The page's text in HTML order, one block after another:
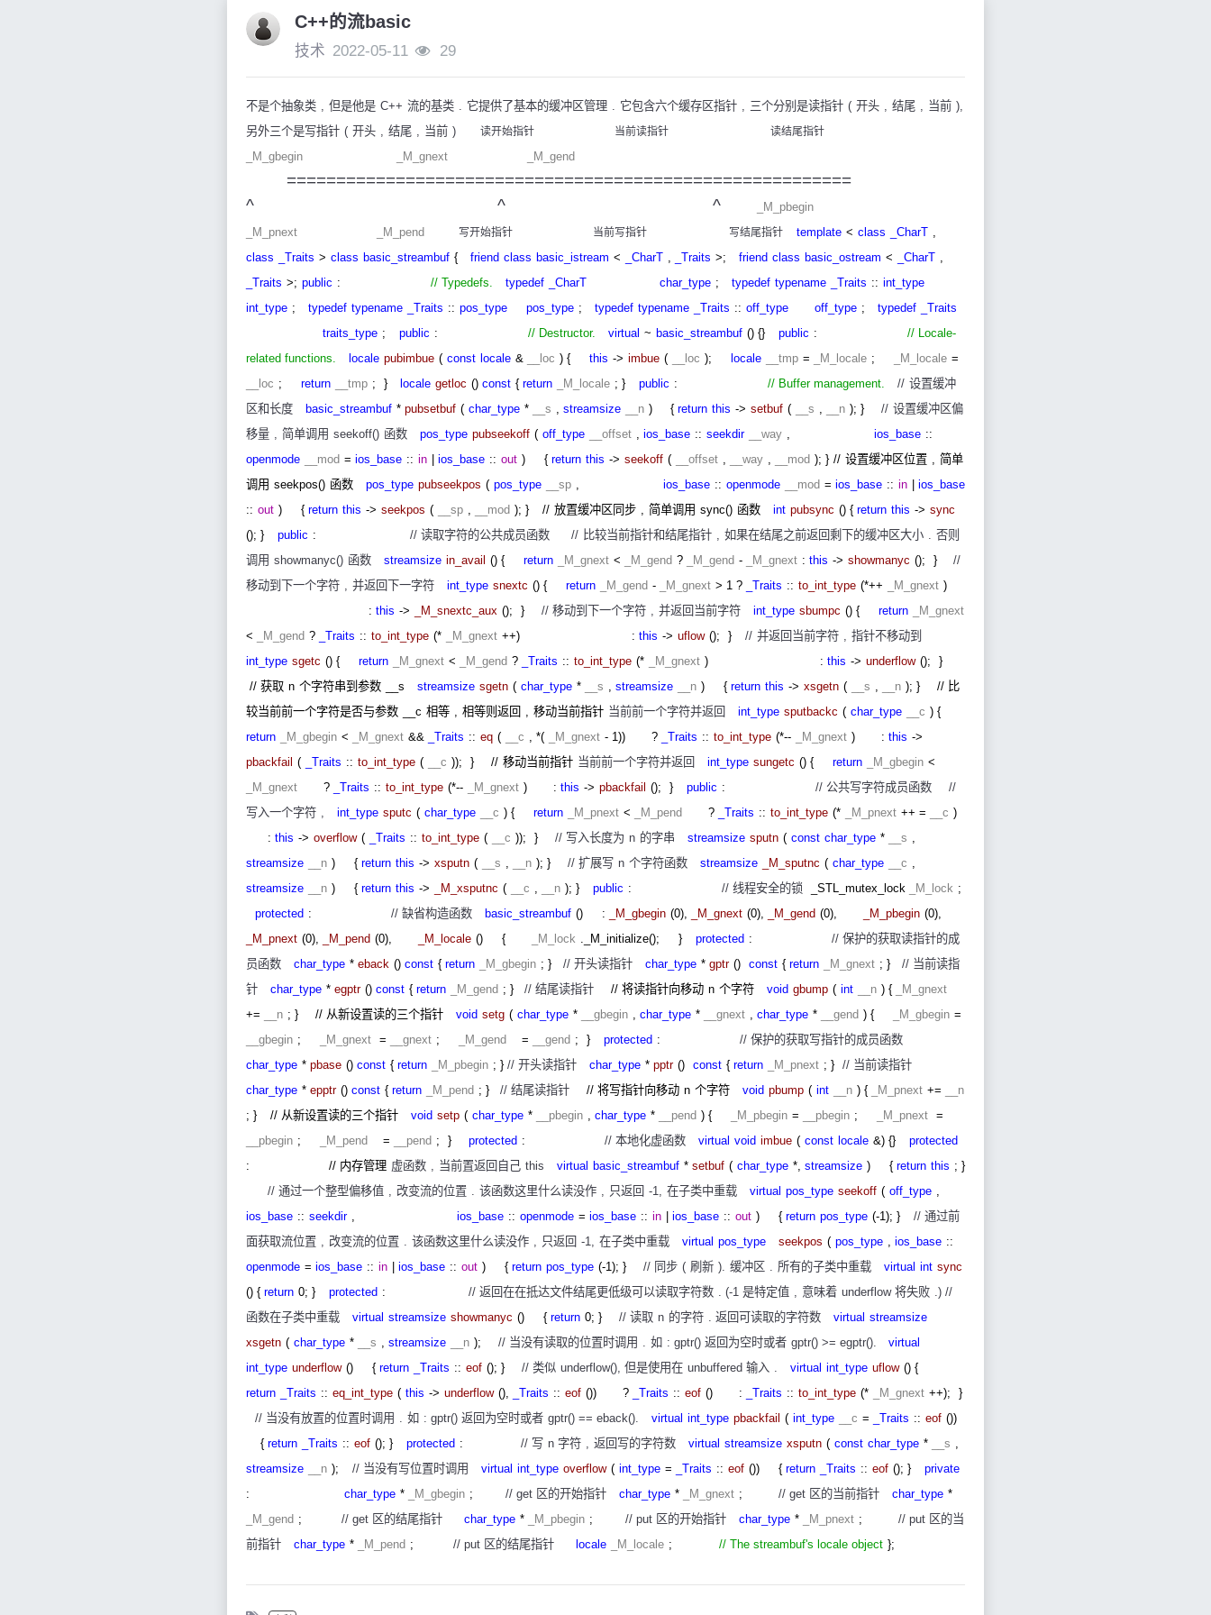
C++的流basic
技术 2022-05-11 29
不是个抽象类 , 但是他是 C++ 流的基类 . 它提供了基本的缓冲区管理 . 它包含六个缓存区指针 , 三个分别是读指针 ( 开头 , 结尾 , 当前 ),
另外三个是写指针 ( 开头 , 结尾 , 当前 ) 读开始指针 当前读指针 读结尾指针
_M_gbegin _M_gnext _M_gend
=========================================================
^ ^ ^
_M_pbegin
_M_pnext _M_pend
写开始指针 当前写指针 写结尾指针 template < class _CharT ,
class
_Traits > class basic_streambuf { friend class basic_istream < _CharT , _Traits >; friend class basic_ostream < _CharT ,
_Traits >; public : // Typedefs. typedef _CharT char_type ; typedef typename _Traits :: int_type
int_type ; typedef typename _Traits :: pos_type pos_type ; typedef typename _Traits :: off_type off_type ; typedef
_Traits
traits_type ; public : // Destructor. virtual ~ basic_streambuf () {} public : // Locale-
related functions.
locale pubimbue ( const locale & __loc ) { this -> imbue ( __loc ); locale __tmp = _M_locale ; _M_locale =
__loc ; return __tmp ; } locale getloc () const { return _M_locale ; } public : // Buffer management. // 设置缓冲
区和长度
basic_streambuf * pubsetbuf ( char_type * __s , streamsize __n ) { return this -> setbuf ( __s , __n ); } // 设置缓冲区偏
移量 , 简单调用 seekoff() 函数 pos_type pubseekoff ( off_type __offset , ios_base :: seekdir __way , ios_base ::
openmode
__mod = ios_base :: in ios_base :: out ) { return this -> seekoff ( __offset , __way , __mod ); } // 设置缓冲区位置 , 简单
调用 seekpos() 函数 pos_type pubseekpos ( pos_type __sp , ios_base :: openmode __mod = ios_base :: in
ios_base
:: out ) { return this -> seekpos ( __sp , __mod ); } // 放置缓冲区同步 , 简单调用 sync() 函数 int pubsync () { return this -> sync
(); }
public : // 读取字符的公共成员函数 // 比较当前指针和结尾指针 , 如果在结尾之前返回剩下的缓冲区大小 . 否则
调用 showmanyc() 函数 streamsize in_avail () { return _M_gnext < _M_gend ? _M_gend - _M_gnext : this -> showmanyc (); }
//
移动到下一个字符 , 并返回下一字符 int_type snextc () { return _M_gend - _M_gnext > 1 ? _Traits :: to_int_type (*++ _M_gnext )
: this -> _M_snextc_aux (); } // 移动到下一个字符 , 并返回当前字符 int_type sbumpc () { return
_M_gnext
<
_M_gend ? _Traits :: to_int_type (* _M_gnext ++) : this -> uflow (); } // 并返回当前字符 , 指针不移动到
int_type sgetc () { return _M_gnext < _M_gend ? _Traits :: to_int_type (* _M_gnext ) : this -> underflow ();
}
// 获取 n 个字符串到参数 __s streamsize sgetn ( char_type * __s , streamsize __n ) { return this -> xsgetn ( __s , __n ); } // 比
较当前前一个字符是否与参数
__c 相等 , 相等则返回 , 移动当前指针 当前前一个字符并返回 int_type sputbackc ( char_type __c ) {
return
_M_gbegin < _M_gnext && _Traits :: eq ( __c , *( _M_gnext - 1)) ? _Traits :: to_int_type (*-- _M_gnext ) : this ->
pbackfail ( _Traits :: to_int_type ( __c )); } // 移动当前指针 当前前一个字符并返回 int_type sungetc () { return _M_gbegin <
_M_gnext
? _Traits :: to_int_type (*-- _M_gnext ) : this -> pbackfail (); } public : // 公共写字符成员函数
//
写入一个字符 , int_type sputc ( char_type __c ) { return _M_pnext < _M_pend ? _Traits :: to_int_type (* _M_pnext ++ = __c )
: this -> overflow ( _Traits :: to_int_type ( __c )); } // 写入长度为 n 的字串 streamsize sputn ( const char_type * __s ,
streamsize
__n ) { return this -> xsputn ( __s , __n ); } // 扩展写 n 个字符函数 streamsize _M_sputnc ( char_type __c ,
streamsize
__n ) { return this -> _M_xsputnc ( __c , __n ); } public : // 线程安全的锁 _STL_mutex_lock _M_lock ;
protected : // 缺省构造函数 basic_streambuf () : _M_gbegin (0), _M_gnext (0), _M_gend (0), _M_pbegin (0),
_M_pnext (0), _M_pend (0), _M_locale () { _M_lock ._M_initialize(); } protected : // 保护的获取读指针的成
员函数
char_type * eback () const { return _M_gbegin ; } // 开头读指针 char_type * gptr () const { return _M_gnext ; } // 当前读指
针
char_type * egptr () const { return _M_gend ; } // 结尾读指针 // 将读指针向移动 n 个字符 void gbump ( int __n ) {
_M_gnext
+=
__n ; } // 从新设置读的三个指针 void setg ( char_type * __gbegin , char_type * __gnext , char_type * __gend ) { _M_gbegin =
__gbegin ; _M_gnext = __gnext ; _M_gend = __gend ; } protected : // 保护的获取写指针的成员函数
char_type * pbase () const { return _M_pbegin ; } // 开头读指针 char_type * pptr () const { return _M_pnext ; } // 当前读指针
char_type * epptr () const { return _M_pend ; } // 结尾读指针 // 将写指针向移动 n 个字符 void pbump ( int __n ) { _M_pnext +=
__n
; }
// 从新设置读的三个指针 void setp ( char_type * __pbegin , char_type * __pend ) { _M_pbegin = __pbegin ; _M_pnext =
__pbegin ; _M_pend = __pend ; } protected : // 本地化虚函数 virtual void imbue ( const locale &) {}
protected
: // 内存管理 虚函数 , 当前置返回自己 this virtual basic_streambuf * setbuf ( char_type *, streamsize ) { return this ; }
// 通过一个整型偏移值 , 改变流的位置 . 该函数这里什么读没作 , 只返回 -1, 在子类中重载 virtual pos_type seekoff ( off_type ,
ios_base :: seekdir , ios_base :: openmode = ios_base :: in ios_base :: out ) { return pos_type (-1); } // 通过前
面获取流位置 , 改变流的位置 . 该函数这里什么读没作 , 只返回 -1, 在子类中重载 virtual pos_type seekpos ( pos_type , ios_base ::
openmode = ios_base :: in ios_base :: out ) { return pos_type (-1); } // 同步 ( 刷新 ). 缓冲区 . 所有的子类中重载 virtual int sync
() { return 0; } protected : // 返回在在抵达文件结尾更低级可以读取字符数 . (-1 是特定值 , 意味着 underflow 将失败 .) //
函数在子类中重载
virtual streamsize showmanyc () { return 0; } // 读取 n 的字符 . 返回可读取的字符数 virtual streamsize
xsgetn ( char_type * __s , streamsize __n ); // 当没有读取的位置时调用 . 如 : gptr() 返回为空时或者 gptr() >= egptr().
virtual
int_type underflow () { return _Traits :: eof (); } // 类似 underflow(), 但是使用在 unbuffered 输入 . virtual int_type uflow () {
return
_Traits :: eq_int_type ( this -> underflow (), _Traits :: eof ()) ? _Traits :: eof () : _Traits :: to_int_type (* _M_gnext ++);
}
// 当没有放置的位置时调用 . 如 : gptr() 返回为空时或者 gptr() == eback(). virtual int_type pbackfail ( int_type __c = _Traits :: eof ())
{ return _Traits :: eof (); } protected : // 写 n 字符 , 返回写的字符数 virtual streamsize xsputn ( const char_type * __s ,
streamsize
__n ); // 当没有写位置时调用 virtual int_type overflow ( int_type = _Traits :: eof ()) { return _Traits :: eof (); }
private
:
char_type * _M_gbegin ; // get 区的开始指针 char_type * _M_gnext ; // get 区的当前指针 char_type *
_M_gend ; // get 区的结尾指针 char_type * _M_pbegin ; // put 区的开始指针 char_type * _M_pnext ; // put 区的当
前指针
char_type * _M_pend ; // put 区的结尾指针 locale _M_locale ; // The streambuf's locale object };